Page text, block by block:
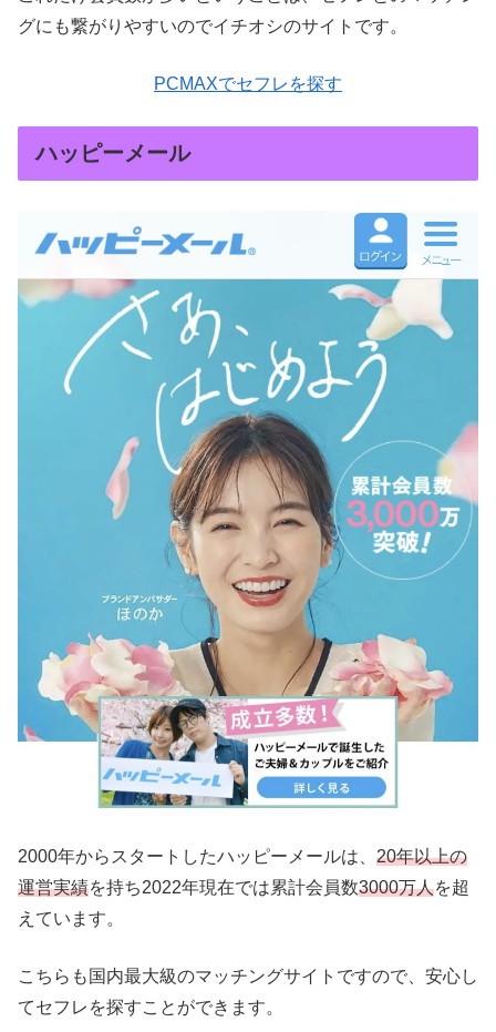
グにも繋がりやすいのでイチオシのサイトです。
PCMAXでセフレを探す
ハッピーメール
2000年からスタートしたハッピーメールは、 20年以上の
運営実績を持ち2022年現在では累計会員数3000万人を超
えています。
こちらも国内最大級のマッチングサイトですので、安心し
てセフレを探すことができます。